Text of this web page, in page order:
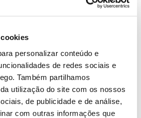
personalizar conteúdo e
de redes sociais e
Também partilhamos
utilização do site com os nossos
de publicidade e de análise,
com outras informações que
dá assim oportunidade de
e de conservação, observando as
habitatsnaturais. Com um custo
devem ser realizadas
. O evento incluipasseio
a visita